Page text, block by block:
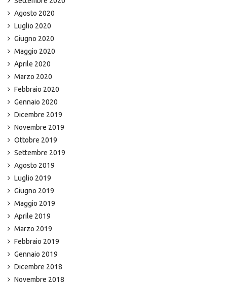
Agosto 2020
Luglio 2020
Giugno 2020
Maggio 2020
Aprile 2020
Marzo 2020
Febbraio 2020
Gennaio 2020
Dicembre 2019
Novembre 2019
Ottobre 2019
Settembre 2019
Agosto 2019
Luglio 2019
Giugno 2019
Maggio 2019
Aprile 2019
Marzo 2019
Febbraio 2019
Gennaio 2019
Dicembre 2018
Novembre 2018